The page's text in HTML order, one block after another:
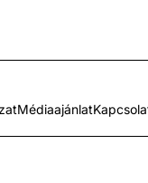
Médiaajánlat